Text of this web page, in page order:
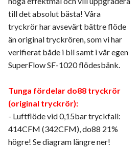
till det absolut bästa! Våra
tryckrör har avsevärt bättre flöde
än original tryckrören, som vi har
verifierat både i bil samt i vår egen
SuperFlow SF-1020 flödesbänk.
Tunga fördelar do88 tryckrör
(original tryckrör):
- Luftflöde vid 0,15bar tryckfall:
414CFM (342CFM), do88 21%
högre! Se diagram längre ner!